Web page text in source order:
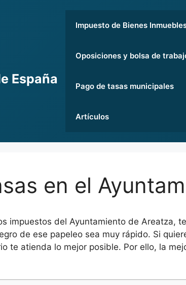
España
Impuesto de Bienes
Oposiciones y bolsa de
Pago de tasas municipales
Artículos
en el
impuestos del Ayuntamiento de Areatza,
de ese papeleo sea muy rápido. Si
te atienda lo mejor posible. Por ello, la